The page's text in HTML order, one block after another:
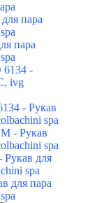
пара
пара
-
ivg
- Рукав
spa
- Рукав
spa
Рукав для
spa
для пара